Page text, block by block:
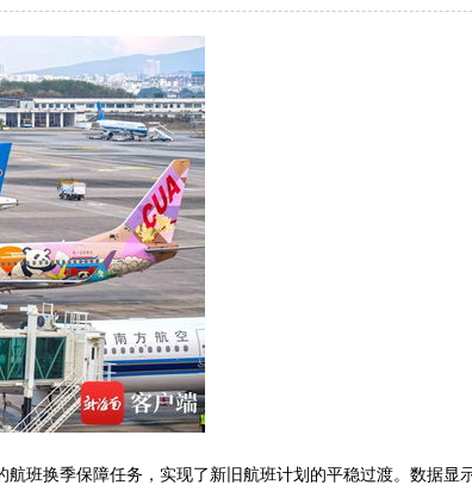
班换季保障任务，实现了新旧航班计划的平稳过渡。数据显